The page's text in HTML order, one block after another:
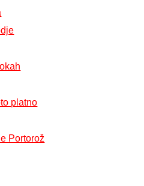
platno
Portorož